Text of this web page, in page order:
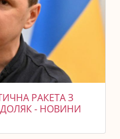
РАКЕТА З
- НОВИНИ